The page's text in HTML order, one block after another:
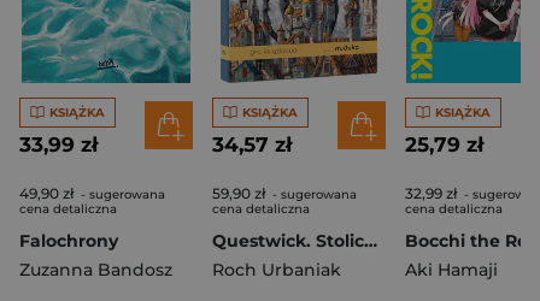
KSIĄŻKA
33,99 zł
49,90 zł - sugerowana
cena detaliczna
Falochrony
Zuzanna Bandosz
KSIĄŻKA
34,57 zł
59,90 zł - sugerowana
cena detaliczna
Questwick. Stolica Przygody. Gra książkowa
Roch Urbaniak
KSIĄŻKA
25,79 zł
32,99 zł -
cena detaliczna
Aki Hamaji